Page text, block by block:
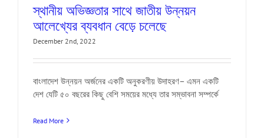
স্থানীয় অভিজ্ঞতার সাথে জাতীয় উন্নয়ন
আলেখ্যের ব্যবধান বেড়ে চলেছে
December 2nd, 2022
বাংলাদেশ উন্নয়ন অর্জনের একটি অনুকরণীয় উদাহরণ– এমন একটি
দেশ যেটি ৫০ বছরের কিছু বেশি সময়ের মধ্যে তার সম্ভাবনা সম্পর্কে
Read More